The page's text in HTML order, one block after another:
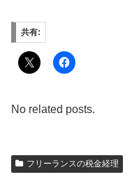
共有:
No related posts.
フリーランスの税金経理